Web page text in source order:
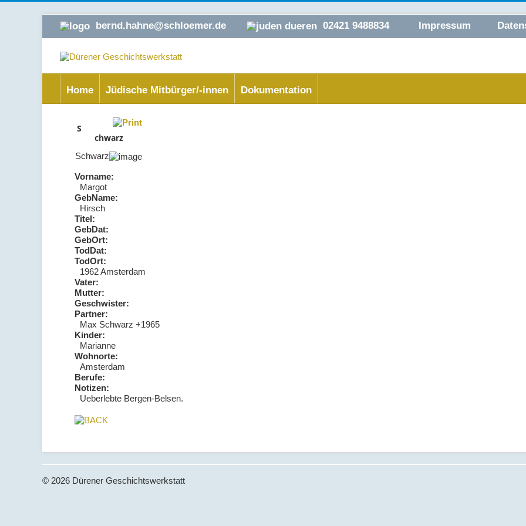
bernd.hahne@schloemer.de 02421 9488834 Impressum
Home Jüdische Mitbürger/-innen Dokumentation
S
chwarz
Schwarz
Vorname:
Margot
GebName:
Hirsch
Titel:
GebDat:
GebOrt:
TodDat:
TodOrt:
1962 Amsterdam
Vater:
Mutter:
Geschwister:
Partner:
Max Schwarz +1965
Kinder:
Marianne
Wohnorte:
Amsterdam
Berufe:
Notizen:
Ueberlebte Bergen-Belsen.
© 2026 Dürener Geschichtswerkstatt